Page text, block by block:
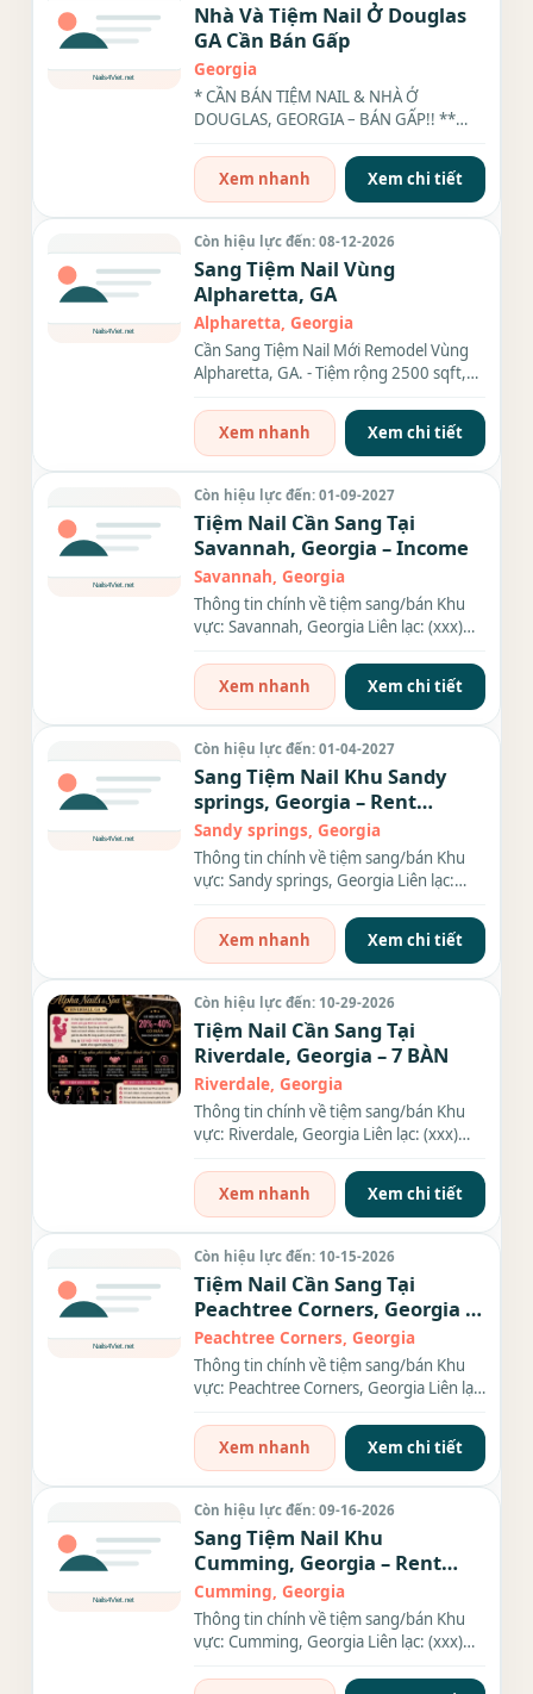
Nhà Và Tiệm Nail Ở Douglas
GA Cần Bán Gấp
Georgia
* CẦN BÁN TIỆM NAIL & NHÀ Ở
DOUGLAS, GEORGIA – BÁN GẤP!! **
2,000...
Xem nhanh Xem chi tiết
Còn hiệu lực đến: 08-12-2026
Sang Tiệm Nail Vùng
Alpharetta, GA
Alpharetta, Georgia
Cần Sang Tiệm Nail Mới Remodel Vùng
Alpharetta, GA. - Tiệm rộng 2500 sqft,
Xem nhanh
Xem chi tiết
Còn hiệu lực đến: 01-09-2027
Tiệm Nail Cần Sang Tại
Savannah, Georgia – Income
Savannah, Georgia
Thông tin chính về tiệm sang/bán Khu
vực: Savannah, Georgia Liên lạc: (xxx)
Xem nhanh
Xem chi tiết
Còn hiệu lực đến: 01-04-2027
Sang Tiệm Nail Khu Sandy
springs, Georgia – Rent
$9,000/tháng
Sandy springs, Georgia
Thông tin chính về tiệm sang/bán Khu
vực: Sandy springs, Georgia Liên lạc:
Xem nhanh
Xem chi tiết
Còn hiệu lực đến: 10-29-2026
Tiệm Nail Cần Sang Tại
Riverdale, Georgia – 7 BÀN
Riverdale, Georgia
Thông tin chính về tiệm sang/bán Khu
vực: Riverdale, Georgia Liên lạc: (xxx)
Xem nhanh
Xem chi tiết
Còn hiệu lực đến: 10-15-2026
Tiệm Nail Cần Sang Tại
Peachtree Corners, Georgia –
Giá $120,000
Peachtree Corners, Georgia
Thông tin chính về tiệm sang/bán Khu
vực: Peachtree Corners, Georgia Liên lạc:
Xem nhanh
Xem chi tiết
Còn hiệu lực đến: 09-16-2026
Sang Tiệm Nail Khu
Cumming, Georgia – Rent
$3,400/tháng
Cumming, Georgia
Thông tin chính về tiệm sang/bán Khu
vực: Cumming, Georgia Liên lạc: (xxx)